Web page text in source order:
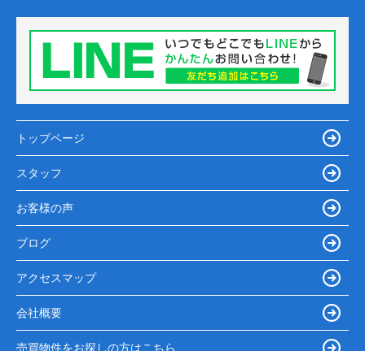
トップページ
スタッフ
お客様の声
ブログ
アクセスマップ
会社概要
売買物件をお探しの方はこちら